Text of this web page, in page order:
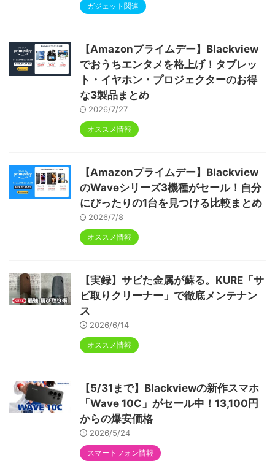
ガジェット関連
【Amazonプライムデー】Blackview
でおうちエンタメを格上げ！タブレッ
ト・イヤホン・プロジェクターのお得
な3製品まとめ
2026/7/27
オススメ情報
【Amazonプライムデー】Blackview
のWaveシリーズ3機種がセール！自分
にぴったりの1台を見つける比較まとめ
2026/7/8
オススメ情報
【実録】サビた金属が蘇る。KURE「サ
ビ取りクリーナー」で徹底メンテナン
ス
2026/6/14
オススメ情報
【5/31まで】Blackviewの新作スマホ
「Wave 10C」がセール中！13,100円
からの爆安価格
2026/5/24
スマートフォン情報